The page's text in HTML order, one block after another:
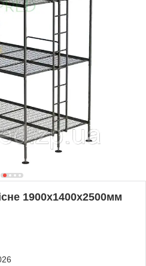
1900х1400х2500мм